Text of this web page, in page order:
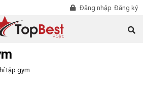
Đăng nhập Đăng ký
tập gym